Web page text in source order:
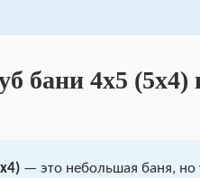
бани 4х5 (5х4)
— это небольшая баня, но